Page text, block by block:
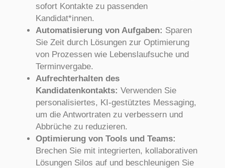
sofort Kontakte zu passenden
Kandidat*innen.
Automatisierung von Aufgaben: Sparen
Sie Zeit durch Lösungen zur Optimierung
von Prozessen wie Lebenslaufsuche und
Terminvergabe.
Aufrechterhalten des
Kandidatenkontakts: Verwenden Sie
personalisiertes, KI-gestütztes Messaging,
um die Antwortraten zu verbessern und
Abbrüche zu reduzieren.
Optimierung von Tools und Teams:
Brechen Sie mit integrierten, kollaborativen
Lösungen Silos auf und beschleunigen Sie